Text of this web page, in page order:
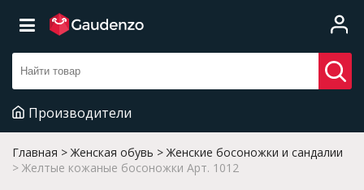
Производители
Главная Женская обувь
Женские босоножки и сандалии
Желтые кожаные босоножки Арт. 1012